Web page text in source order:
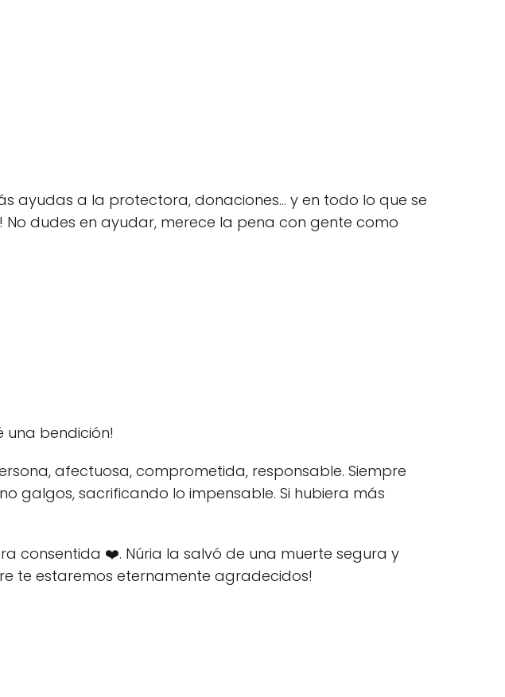
ayudas a la protectora, donaciones… y en todo lo que se
dudes en ayudar, merece la pena con gente como
una bendición!
afectuosa, comprometida, responsable. Siempre
galgos, sacrificando lo impensable. Si hubiera más
consentida ❤️. Núria la salvó de una muerte segura y
te estaremos eternamente agradecidos!